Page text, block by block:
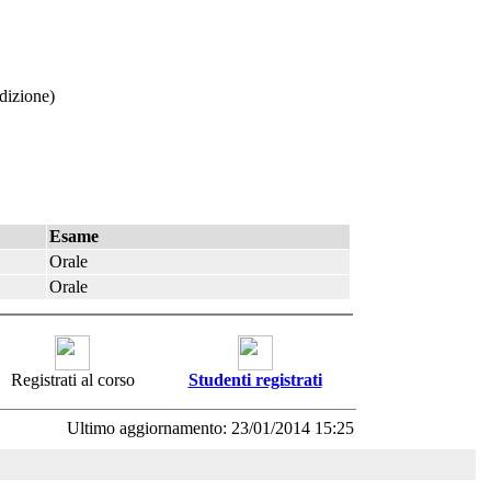
Esame
Orale
Orale
Registrati al corso Studenti registrati
Ultimo aggiornamento: 23/01/2014 15:25